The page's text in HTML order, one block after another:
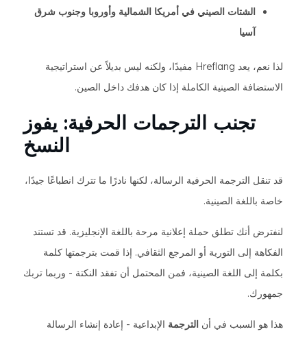
الشتات الصيني في أمريكا الشمالية وأوروبا وجنوب شرق
آسيا
لذا نعم، يعد Hreflang مفيدًا، ولكنه ليس بديلاً عن استراتيجية
الاستضافة الصينية الكاملة إذا كان هدفك داخل الصين.
تجنب الترجمات الحرفية: يفوز
النسخ
قد تنقل الترجمة الحرفية الرسالة، لكنها نادرًا ما تترك انطباعًا جيدًا،
خاصة باللغة الصينية.
لنفترض أنك تطلق حملة إعلانية مرحة باللغة الإنجليزية. قد تستند
الفكاهة إلى التورية أو المرجع الثقافي. إذا قمت بترجمتها كلمة
بكلمة إلى اللغة الصينية، فمن المحتمل أن تفقد النكتة - وربما تربك
جمهورك.
هذا هو السبب في أن الترجمة الإبداعية - إعادة إنشاء الرسالة